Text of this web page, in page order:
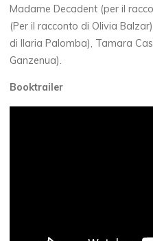
Madame Decadent (per il
(Per il racconto di Olivia
di Ilaria Palomba), Tamara
Ganzenua).
Booktrailer